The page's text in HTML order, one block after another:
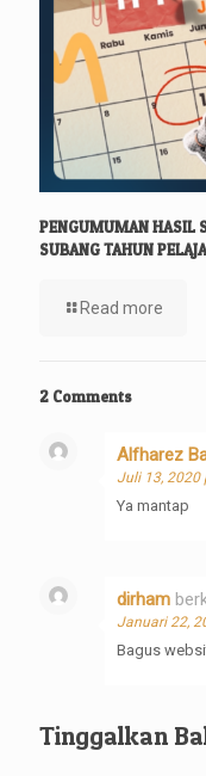
PENGUMUMAN HASIL
SUBANG TAHUN
Read more
2 Comments
Alfharez
Juli 13, 2020
Ya mantap
dirham
Januari 22,
Bagus
Tinggalkan